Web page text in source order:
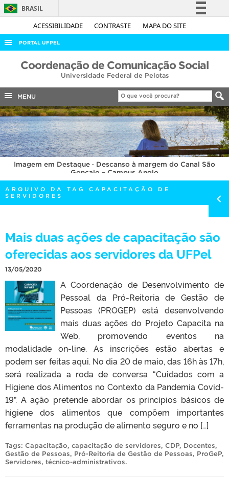
ACESSIBILIDADE CONTRASTE MAPA DO SITE
BRASIL
Simplifique!
Acesso à informação
Legislação
Canais
PORTAL UFPEL
ACESSO À INFORMAÇÃO
COBALTO
CONCURSOS
EDITAIS
INTERNACIONAL
OUVIDORIA
PORTARIAS
TELEFONES
Coordenação de Comunicação Social
Universidade Federal de Pelotas
MENU
Imagem em Destaque · Descanso à margem do Canal São
Gonçalo – Campus Anglo
ARQUIVO DA TAG CAPACITAÇÃO DE
SERVIDORES
Mais duas ações de capacitação são
oferecidas aos servidores da UFPel
13/05/2020
A Coordenação de Desenvolvimento de
Pessoal da Pró-Reitoria de Gestão de
Pessoas (PROGEP) está desenvolvendo
mais duas ações do Projeto Capacita na
Web, promovendo eventos na
modalidade on-line. As inscrições estão abertas e
podem ser feitas aqui. No dia 20 de maio, das 16h às 17h,
será realizada a roda de conversa “Cuidados com a
Higiene dos Alimentos no Contexto da Pandemia Covid-
19”. A ação pretende abordar os princípios básicos de
higiene dos alimentos que compõem importantes
ferramentas na produção de alimento seguro e no […]
Tags: Capacitação, capacitação de servidores, CDP, Docentes,
Gestão de Pessoas, Pró-Reitoria de Gestão de Pessoas, ProGeP,
Servidores, técnico-administrativos.